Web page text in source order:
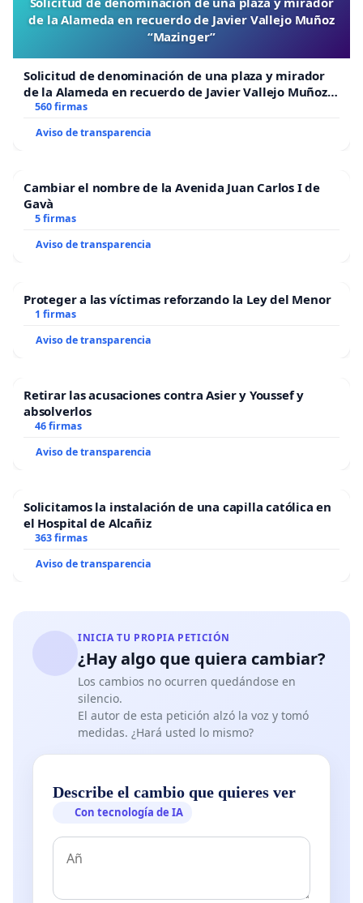
de la Alameda en recuerdo de Javier Vallejo Muñoz
“Mazinger”
Solicitud de denominación de una plaza y mirador
de la Alameda en recuerdo de Javier Vallejo Muñoz
“Mazinger”
560 firmas
Aviso de transparencia
Cambiar el nombre de la Avenida Juan Carlos I de
Gavà
5 firmas
Aviso de transparencia
Proteger a las víctimas reforzando la Ley del Menor
1 firmas
Aviso de transparencia
Retirar las acusaciones contra Asier y Youssef y
absolverlos
46 firmas
Aviso de transparencia
Solicitamos la instalación de una capilla católica en
el Hospital de Alcañiz
363 firmas
Aviso de transparencia
INICIA TU PROPIA PETICIÓN
¿Hay algo que quiera cambiar?
Los cambios no ocurren quedándose en
silencio.
El autor de esta petición alzó la voz y tomó
medidas. ¿Hará usted lo mismo?
Describe el cambio que quieres ver
Con tecnología de IA